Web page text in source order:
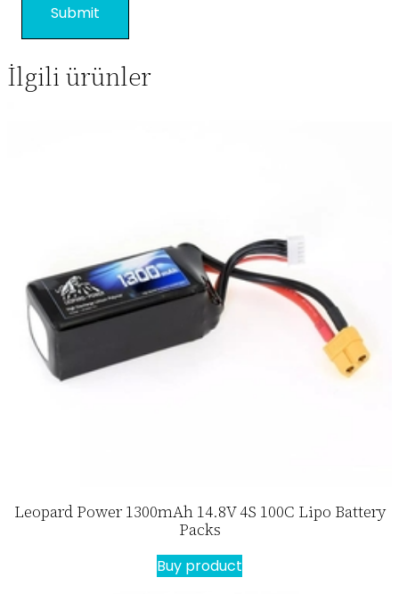
İlgili ürünler
Leopard Power 1300mAh 14.8V 4S 100C Lipo Battery
Packs
Buy product